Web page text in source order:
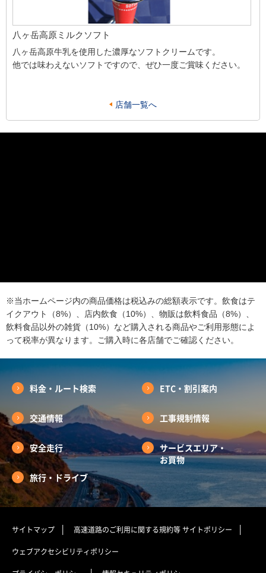
八ヶ岳高原ミルクソフト
八ヶ岳高原牛乳を使用した濃厚なソフトクリームです。
他では味わえないソフトですので、ぜひ一度ご賞味ください。
店舗一覧へ
※当ホームページ内の商品価格は税込みの総額表示です。飲食はテ
イクアウト（8%）、店内飲食（10%）、物販は飲料食品（8%）、
飲料食品以外の雑貨（10%）など購入される商品やご利用形態によ
って税率が異なります。ご購入時に各店舗でご確認ください。
料金・ルート検索 ETC・割引案内
交通情報 工事規制情報
安全走行
サービスエリア・
お買物
旅行・ドライブ
サイトマップ 高速道路のご利用に関する規約等サイトポリシー
ウェブアクセシビリティポリシー